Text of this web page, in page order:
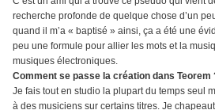
recherche profonde de quelque chose d’un
quand il m’a « baptisé » ainsi, ça a été une
peu une formule pour allier les mots et la
musiques électroniques.
Comment se passe la création dans Teorem
Je fais tout en studio la plupart du temps seul
à des musiciens sur certains titres. Je